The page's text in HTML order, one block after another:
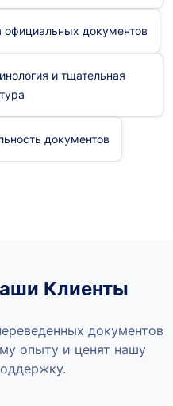
документов
и тщательная
документов
Клиенты
документов
опыту и ценят нашу